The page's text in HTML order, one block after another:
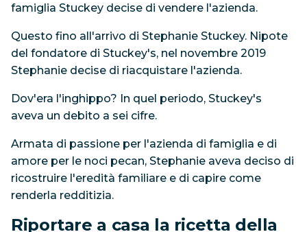
famiglia Stuckey decise di vendere l'azienda.
Questo fino all'arrivo di Stephanie Stuckey. Nipote
del fondatore di Stuckey's, nel novembre 2019
Stephanie decise di riacquistare l'azienda.
Dov'era l'inghippo? In quel periodo, Stuckey's
aveva un debito a sei cifre.
Armata di passione per l'azienda di famiglia e di
amore per le noci pecan, Stephanie aveva deciso di
ricostruire l'eredità familiare e di capire come
renderla redditizia.
Riportare a casa la ricetta della